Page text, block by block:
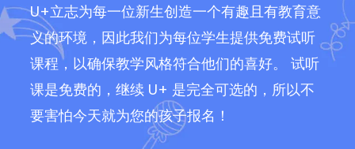
U+立志为每一位新生创造一个有趣且有教育意
义的环境，因此我们为每位学生提供免费试听
课程，以确保教学风格符合他们的喜好。 试听
课是免费的，继续 U+ 是完全可选的，所以不
要害怕今天就为您的孩子报名！